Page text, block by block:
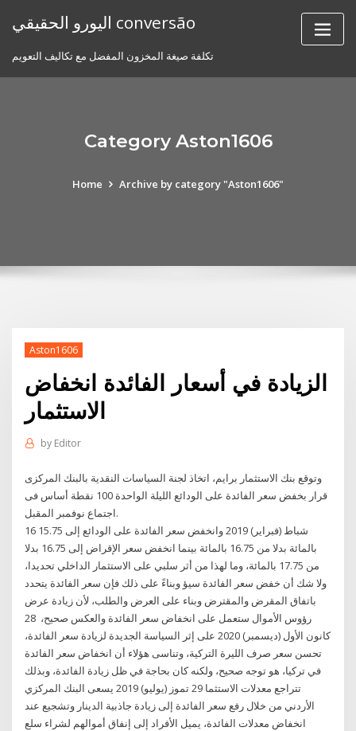
اليورو الحقيقي conversão
تكلفة صيغة المخزون المفضل مع تكاليف التعويم
Category Aston1606
Home Archive by category "Aston1606"
Aston1606
الزيادة في أسعار الفائدة انخفاض
الاستثمار
by Editor
وتوقع بنك الاستثمار برايم، اتخاذ لجنة السياسات النقدية بالبنك المركزى
قرار بخفض سعر الفائدة على الودائع الليلة الواحدة 100 نقطة أساس فى
اجتماع نوفمبر المقبل.
16 شباط (فبراير) 2019 وانخفض سعر الفائدة على الودائع إلى 15.75
بالمائة بدلا من 16.75 بالمائة بينما انخفض سعر الإقراض إلى 16.75 بدلا
من 17.75 بالمائة، وما لهذا من أثر سلبي على الاستثمار الداخلي تحديدا،
ولا شك أن خفض سعر الفائدة سيؤ وبناءً على ذلك فإن سعر الفائدة يتحدد
باتفاق المقرض والمقترض وبناء على العرض والطلب، لأن زيادة عرض
رؤوس الأموال ستعمل على انخفاض سعر الفائدة والعكس صحيح، 28
كانون الأول (ديسمبر) 2020 على إثر السياسة الجديدة لزيادة سعر الفائدة،
تحسن سعر صرف الليرة التركية، وتناسى هؤلاء أن انخفاض سعر الفائدة
في تركيا، هو توجه صحيح، ولكنه كان بحاجة في ظل زيادة الفائدة، وبذلك
تتراجع معدلات الاستثما 29 تموز (يوليو) 2019 يسعى البنك المركزي
الأردني من خلال رفع سعر الفائدة إلى زيادة جاذبية الدينار وتشجيع عند
انخفاض معدلات الفائدة، يميل الأفراد إلى إنفاق أموالهم لشراء سلع